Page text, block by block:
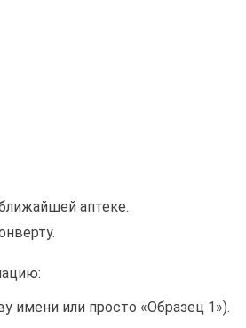
аптеке.
имени или просто «Образец 1»).